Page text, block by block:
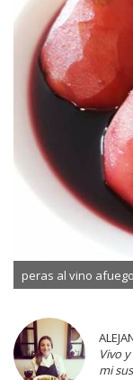
peras al vino
Vivo
mi